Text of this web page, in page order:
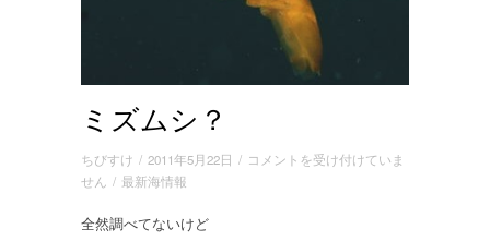
ミズムシ？
ちびすけ / 2011年5月22日 / ミ
コメントを受け付けていま
せん / 最新海情報
全然調べてないけど